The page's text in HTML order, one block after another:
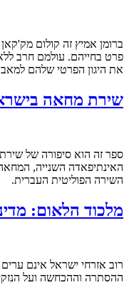
ברומן אמיץ זה קולום
את היגון הפרטי שלהם
שירת מחאה
ספר זה הוא סיפורה של
השירה הפוליטית העברית.
מלכוד הלאום:
רוב אזרחי ישראל אינם
ההסתרה וההכחשה ועל